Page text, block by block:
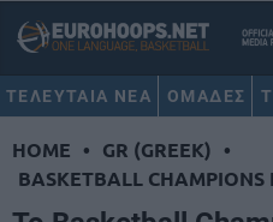
ΤΕΛΕΥΤΑΙΑ ΝΕΑ ΟΜΑΔΕΣ
HOME • GR (GREEK) •
BASKETBALL CHAMPIONS